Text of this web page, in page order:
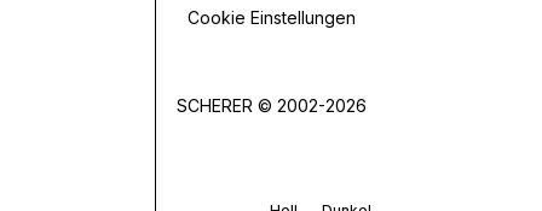
SCHERER © 2002-2026
Cookie Einstellungen